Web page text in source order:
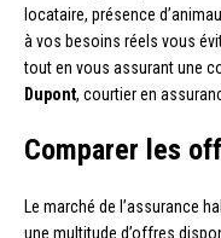
locataire, présence
à vos besoins réels vous
tout en vous assurant une
Dupont, courtier en
Comparer les
Le marché de l’assurance
une multitude d’offres